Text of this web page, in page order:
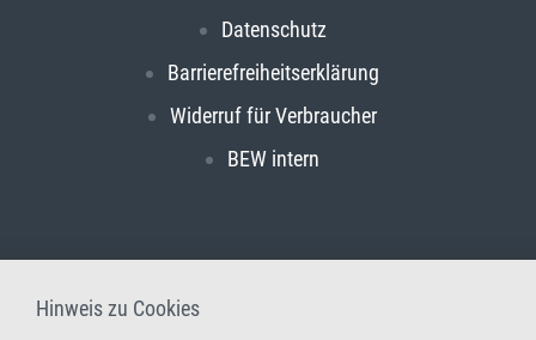
Datenschutz
Barrierefreiheitserklärung
Widerruf für Verbraucher
BEW intern
Hinweis zu Cookies